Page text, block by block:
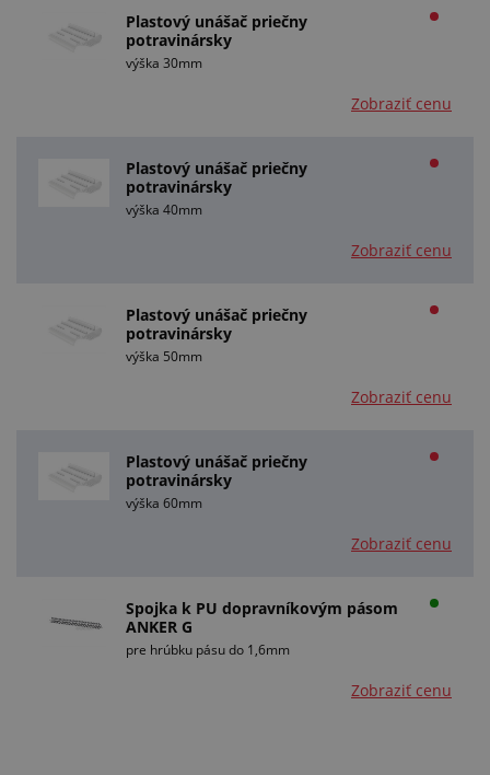
Plastový unášač priečny
potravinársky
výška 30mm
Zobraziť cenu
Plastový unášač priečny
potravinársky
výška 40mm
Zobraziť cenu
Plastový unášač priečny
potravinársky
výška 50mm
Zobraziť cenu
Plastový unášač priečny
potravinársky
výška 60mm
Zobraziť cenu
Spojka k PU dopravníkovým pásom
ANKER G
pre hrúbku pásu do 1,6mm
Zobraziť cenu